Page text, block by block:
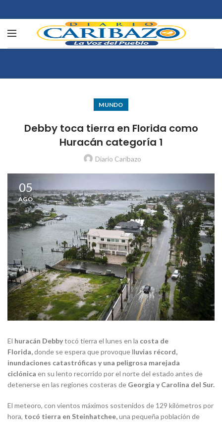
MUNDO
Debby toca tierra en Florida como
Huracán categoría 1
Diario Caribazo
05
AGO
El huracán Debbytocó tierra el lunes en la costa de
Florida,donde se espera que provoque lluvias récord,
inundaciones catastróficas y una peligrosa marejada
ciclónica en su lento recorrido por el norte del estado antes de
detenerse en las regiones costeras de Georgia y Carolina del Sur.
El meteoro, con vientos máximos sostenidos de 129 kilómetros por
hora, tocó tierra en Steinhatchee,una pequeña población de